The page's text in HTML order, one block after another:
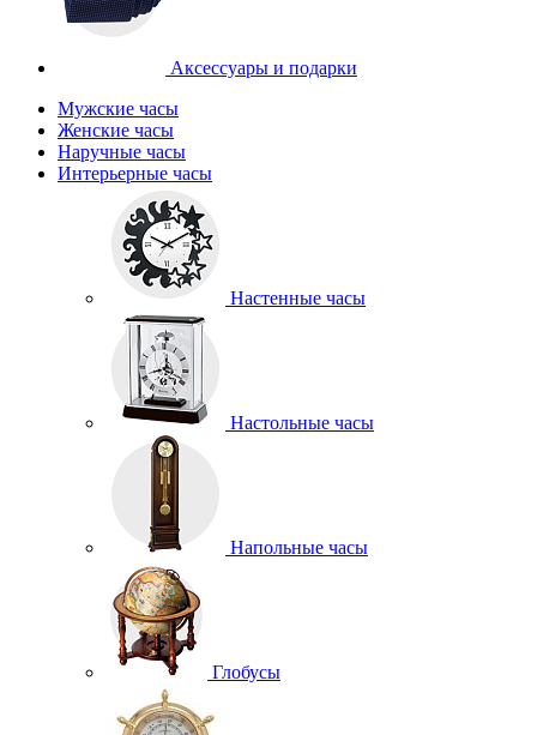
Аксессуары и подарки
Мужские часы
Женские часы
Наручные часы
Интерьерные часы
Настенные часы
Настольные часы
Напольные часы
Глобусы